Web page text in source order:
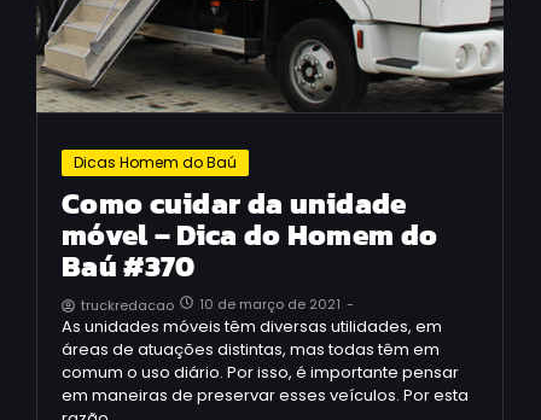
Dicas Homem do Baú
Como cuidar da unidade
móvel – Dica do Homem do
Baú #370
truckredacao 10 de março de 2021 -
As unidades móveis têm diversas utilidades, em
áreas de atuações distintas, mas todas têm em
comum o uso diário. Por isso, é importante pensar
em maneiras de preservar esses veículos. Por esta